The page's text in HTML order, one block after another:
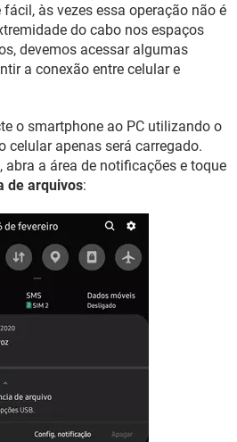
às vezes essa operação não é
do cabo nos espaços
devemos acessar algumas
a conexão entre celular e
o smartphone ao PC utilizando o
celular apenas será carregado.
abra a área de notificações e toque
de arquivos: